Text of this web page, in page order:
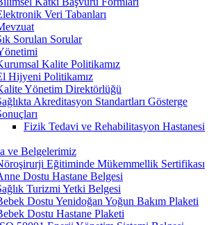
Veri Tabanları
Sorulan Sorular
Kalite Politikamız
Hijyeni Politikamız
Yönetim Direktörlüğü
Akreditasyon Standartları Gösterge
Fizik Tedavi ve Rehabilitasyon Hastanesi
ve Belgelerimiz
Eğitiminde Mükemmellik Sertifikası
Dostu Hastane Belgesi
Turizmi Yetki Belgesi
Dostu Yenidoğan Yoğun Bakım Plaketi
Dostu Hastane Plaketi